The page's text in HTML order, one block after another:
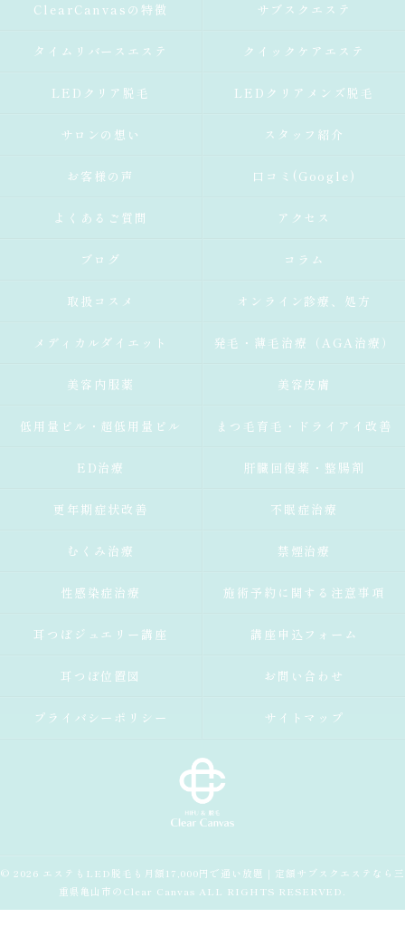
ClearCanvasの特徴 サブスクエステ
タイムリバースエステ クイックケアエステ
LEDクリア脱毛 LEDクリアメンズ脱毛
サロンの想い スタッフ紹介
お客様の声 口コミ(Google)
よくあるご質問 アクセス
ブログ コラム
取扱コスメ オンライン診療、処方
メディカルダイエット 発毛・薄毛治療（AGA治療）
美容内服薬 美容皮膚
低用量ピル・超低用量ピル まつ毛育毛・ドライアイ改善
ED治療 肝臓回復薬・整腸剤
更年期症状改善 不眠症治療
むくみ治療 禁煙治療
性感染症治療 施術予約に関する注意事項
耳つぼジュエリー講座 講座申込フォーム
耳つぼ位置図 お問い合わせ
プライバシーポリシー サイトマップ
© 2026 エステもLED脱毛も月額17,000円で通い放題｜定額サブスクエステなら三
重県亀山市のClear Canvas ALL RIGHTS RESERVED.